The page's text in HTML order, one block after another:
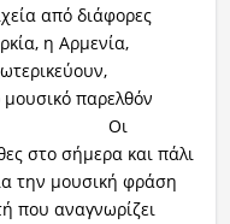
από διάφορες
η Αρμενία,
παρελθόν
Οι
στο σήμερα και πάλι
την μουσική φράση
που αναγνωρίζει